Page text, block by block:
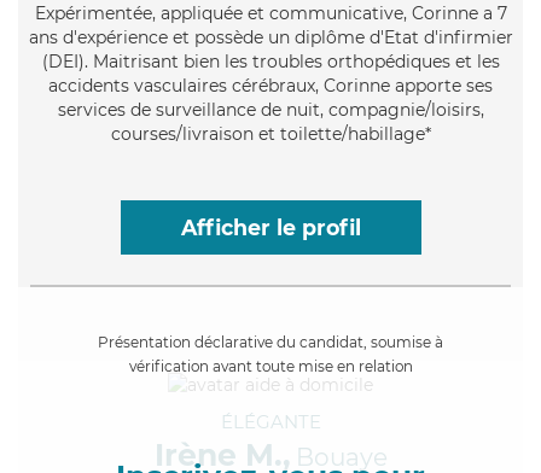
Expérimentée, appliquée et communicative, Corinne a 7
ans d'expérience et possède un diplôme d'Etat d'infirmier
(DEI). Maitrisant bien les troubles orthopédiques et les
accidents vasculaires cérébraux, Corinne apporte ses
services de surveillance de nuit, compagnie/loisirs,
courses/livraison et toilette/habillage*
Afficher le profil
Présentation déclarative du candidat, soumise à
vérification avant toute mise en relation
ÉLÉGANTE
Irène M., Bouaye